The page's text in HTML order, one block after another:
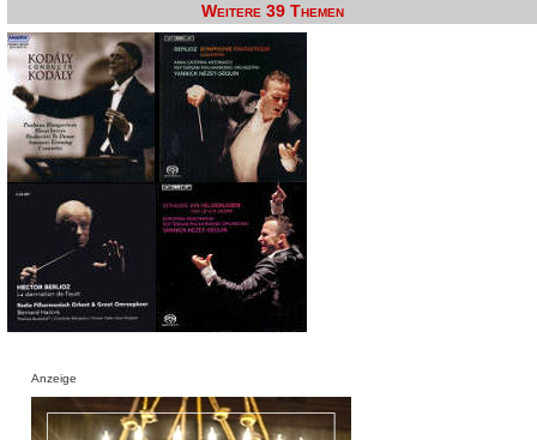
Weitere 39 Themen
Anzeige